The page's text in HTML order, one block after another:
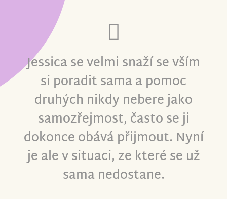
Jessica se velmi snaží se vším
si poradit sama a pomoc
druhých nikdy nebere jako
samozřejmost, často se ji
dokonce obává přijmout. Nyní
je ale v situaci, ze které se už
sama nedostane.